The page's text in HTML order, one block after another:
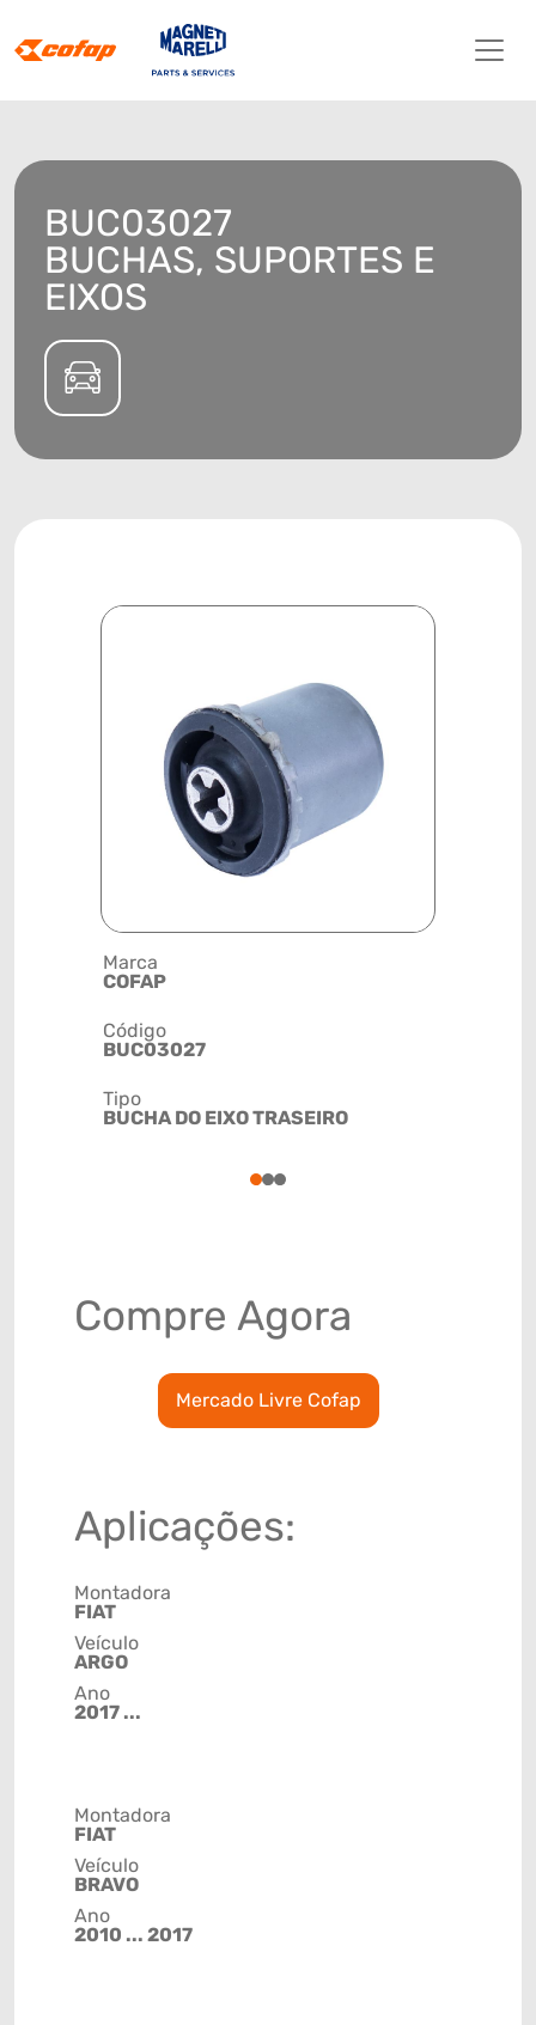
BUC03027
BUCHAS, SUPORTES E
EIXOS
Marca
COFAP
Código
BUC03027
Tipo
BUCHA DO EIXO TRASEIRO
123
Compre Agora
Mercado Livre Cofap
Aplicações:
Montadora
FIAT
Veículo
ARGO
Ano
2017 ...
Montadora
FIAT
Veículo
BRAVO
Ano
2010 ... 2017